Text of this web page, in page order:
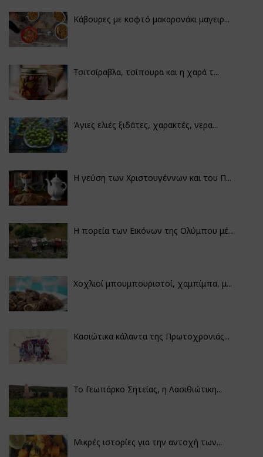
Κάβουρες με κοφτό μακαρονάκι μαγειρ...
Τσιτσίραβλα, τσίπουρα και η χαρά τ...
Άγιες ελιές ξιδάτες, χαρακτές, νερα...
Η γεύση των Χριστουγέννων και του Π...
Η πορεία των Εικόνων της Ολύμπου μέ...
Χοχλιοί μπουμπουριστοί, χαμπίμπα, μ...
Κασιώτικα κάλαντα της Πρωτοχρονιάς...
Το Γεωπάρκο Σητείας, η Λασιθιώτικη...
Μικρές ιστορίες για την αντοχή των...